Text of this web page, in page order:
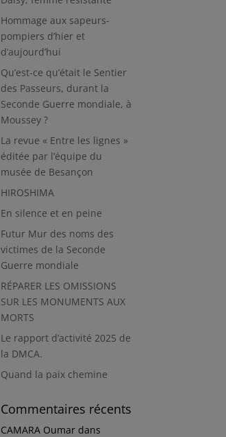
Hommage aux sapeurs-
pompiers d’hier et
d’aujourd’hui
Qu’est-ce qu’était le Sentier
des Passeurs, durant la
Seconde Guerre mondiale, à
Moussey ?
La revue « Entre les lignes »
éditée par l’équipe du
musée de Besançon
HIROSHIMA
En silence et en peine
Futur Mur des noms des
victimes de la Seconde
Guerre mondiale
RÉPARER LES OMISSIONS
SUR LES MONUMENTS AUX
MORTS
Le rapport d’activité 2025 de
la DMCA.
Quand la paix chemine
Commentaires récents
CAMARA Oumar dans